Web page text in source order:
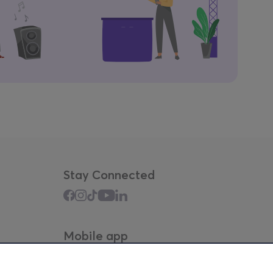
Stay Connected
Mobile app